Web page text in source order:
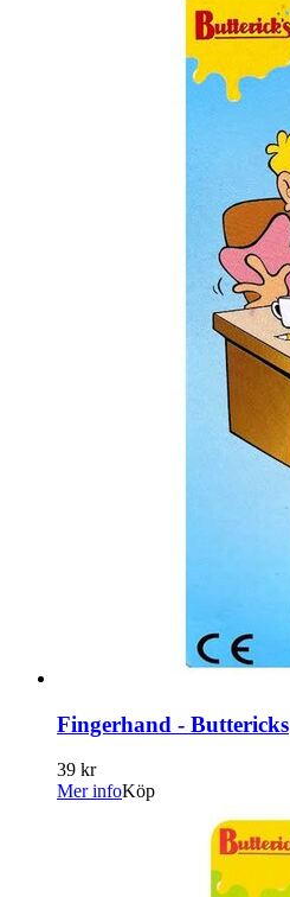
Fingerhand - Buttericks
39 kr
Mer infoKöp